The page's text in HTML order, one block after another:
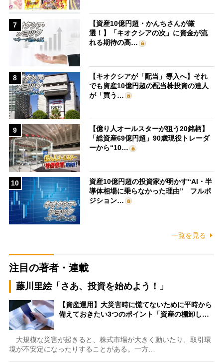
7
【資産10億円超・かんちさんが厳
選！】「キオクシアの次」に資金が流
れる期待の高…
8
【キオクシアが「配当」導入へ】それ
でも資産10億円超の配当株投資の達人
が「買う…
9
【億り人オールスターが狙う20銘柄】
「総資産69億円超」90歳現役トレーダ
ーから“10…
10
資産10億円超の投資家が明かす“AI・半
導体相場に乗らなかった理由” フルポ
ジション…
一覧を見る
注目の著者・連載
藤川里絵「さあ、投資を始めよう！」
【資産運用】大災害時に慌てないために平時から
備えておきたい3つのポイント「資産の棚卸し…
大規模な災害が起きると、株式市場が大きく動いたり、取引環
境が不安定になったりすることがある。一方…